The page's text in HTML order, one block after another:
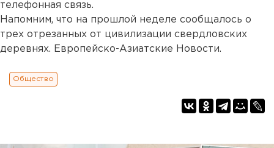
телефонная связь.
Напомним, что на прошлой неделе сообщалось о
трех отрезанных от цивилизации свердловских
деревнях. Европейско-Азиатские Новости.
Общество